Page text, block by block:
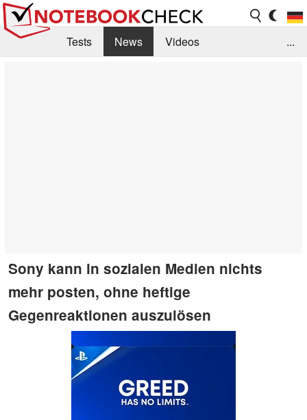
Tests News
Videos
...
Sony kann in sozialen Medien nichts
mehr posten, ohne heftige
Gegenreaktionen auszulösen